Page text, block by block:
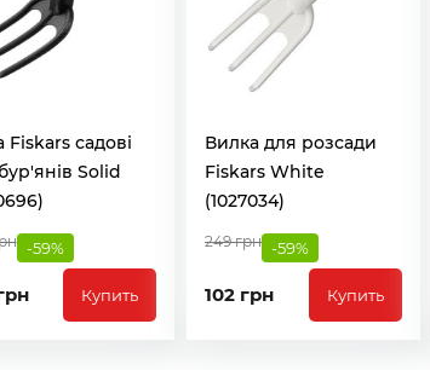
Fiskars садові
Solid
-59%
Купить
Вилка для розсади
Fiskars White
(1027034)
249 грн -59%
102 грн Купить